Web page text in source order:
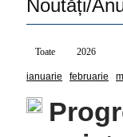
Noutăți/
Toate 2026
ianuarie februarie